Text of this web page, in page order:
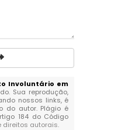
Involuntário em
Sua reprodução,
nossos links, é
do autor. Plágio é
184 do Código
direitos autorais.